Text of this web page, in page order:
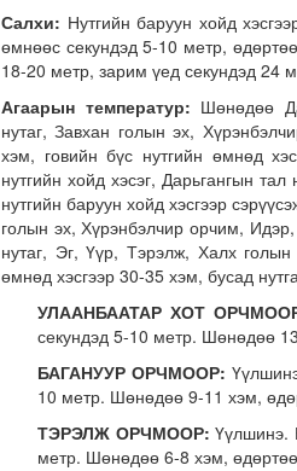
Салхи: Нутгийн баруун хойд
өмнөөс секундэд 5-10 метр,
18-20 метр, зарим үед секундэд 24
Агаарын температур: Шөнөдөө
нутаг, Завхан голын эх,
хэм, говийн бүс нутгийн өмнөд
нутгийн хойд хэсэг, Дарьгангын
нутгийн баруун хойд хэсгээр
голын эх, Хүрэнбэлчир орчим,
нутаг, Эг, Үүр, Тэрэлж, Халх
өмнөд хэсгээр 30-35 хэм, бусад
УЛААНБААТАР ХОТ
секундэд 5-10 метр. Шөнөдөө
БАГАНУУР ОРЧМООР:
10 метр. Шөнөдөө 9-11 хэм,
ТЭРЭЛЖ ОРЧМООР: Үүлшинэ.
метр. Шөнөдөө 6-8 хэм,